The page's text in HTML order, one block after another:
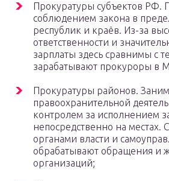
Прокуратуры субъектов РФ.
соблюдением закона в
республик и краёв. Из-за
ответственности и
зарплаты здесь сравнимы с
зарабатывают прокуроры в
Прокуратуры районов.
правоохранительной
контролем за исполнением
непосредственно на местах.
органами власти и
обрабатывают обращения и
организаций;